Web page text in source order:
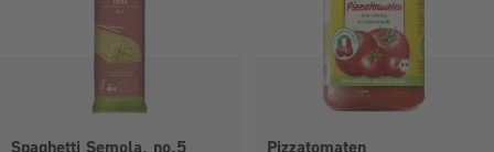
Spaghetti Semola, no.5 Pizzatomaten